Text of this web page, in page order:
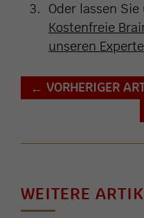
Oder lassen
Kostenfreie
unseren
← VORHERIGER
WEITERE